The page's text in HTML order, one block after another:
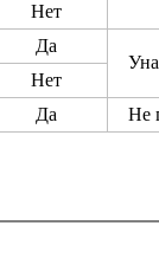
Нет
Да
Нет
Да Не